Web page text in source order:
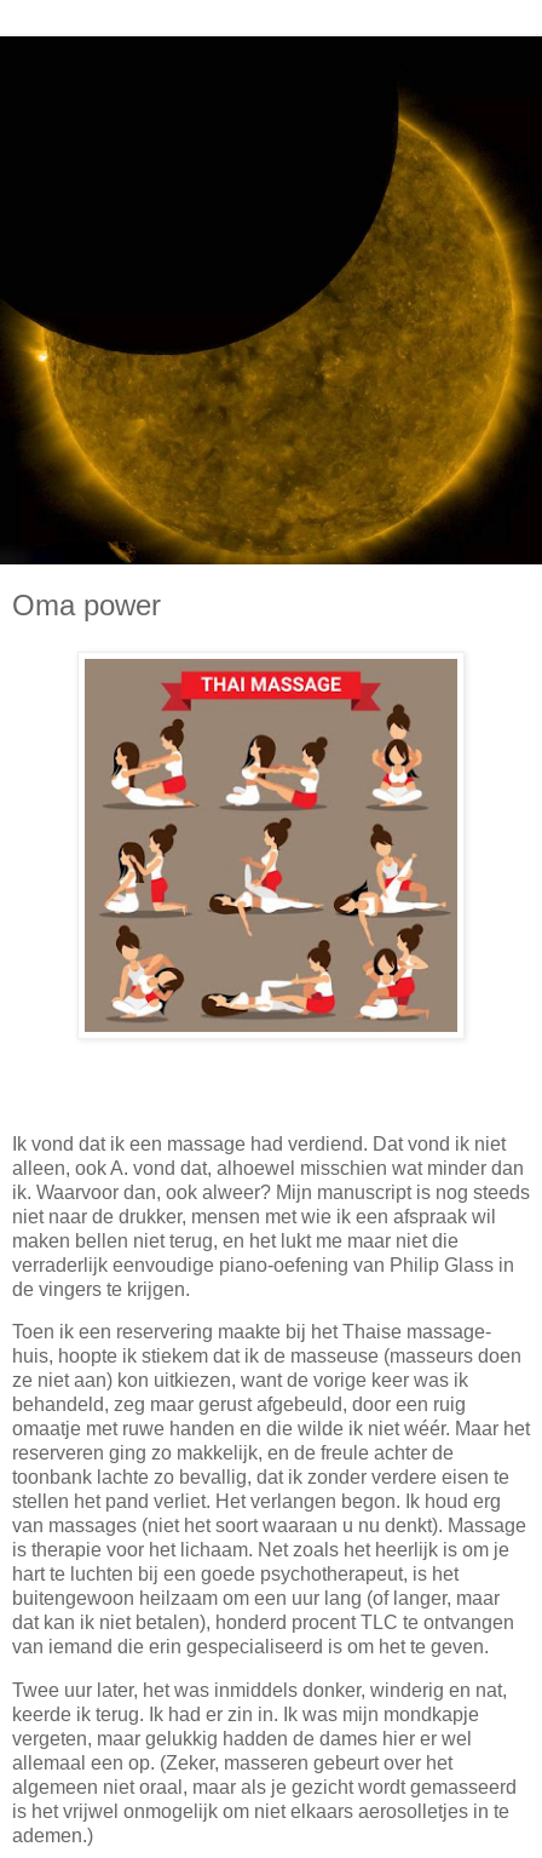
Oma power
Ik vond dat ik een massage had verdiend. Dat vond ik niet
alleen, ook A. vond dat, alhoewel misschien wat minder dan
ik. Waarvoor dan, ook alweer? Mijn manuscript is nog steeds
niet naar de drukker, mensen met wie ik een afspraak wil
maken bellen niet terug, en het lukt me maar niet die
verraderlijk eenvoudige piano-oefening van Philip Glass in
de vingers te krijgen.
Toen ik een reservering maakte bij het Thaise massage-
huis, hoopte ik stiekem dat ik de masseuse (masseurs doen
ze niet aan) kon uitkiezen, want de vorige keer was ik
behandeld, zeg maar gerust afgebeuld, door een ruig
omaatje met ruwe handen en die wilde ik niet wéér. Maar het
reserveren ging zo makkelijk, en de freule achter de
toonbank lachte zo bevallig, dat ik zonder verdere eisen te
stellen het pand verliet. Het verlangen begon. Ik houd erg
van massages (niet het soort waaraan u nu denkt). Massage
is therapie voor het lichaam. Net zoals het heerlijk is om je
hart te luchten bij een goede psychotherapeut, is het
buitengewoon heilzaam om een uur lang (of langer, maar
dat kan ik niet betalen), honderd procent TLC te ontvangen
van iemand die erin gespecialiseerd is om het te geven.
Twee uur later, het was inmiddels donker, winderig en nat,
keerde ik terug. Ik had er zin in. Ik was mijn mondkapje
vergeten, maar gelukkig hadden de dames hier er wel
allemaal een op. (Zeker, masseren gebeurt over het
algemeen niet oraal, maar als je gezicht wordt gemasseerd
is het vrijwel onmogelijk om niet elkaars aerosolletjes in te
ademen.)